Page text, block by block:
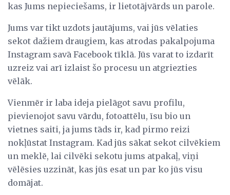
kas Jums nepieciešams, ir lietotājvārds un parole.
Jums var tikt uzdots jautājums, vai jūs vēlaties
sekot dažiem draugiem, kas atrodas pakalpojuma
Instagram savā Facebook tīklā. Jūs varat to izdarīt
uzreiz vai arī izlaist šo procesu un atgriezties
vēlāk.
Vienmēr ir laba ideja pielāgot savu profilu,
pievienojot savu vārdu, fotoattēlu, īsu bio un
vietnes saiti, ja jums tāds ir, kad pirmo reizi
nokļūstat Instagram. Kad jūs sākat sekot cilvēkiem
un meklē, lai cilvēki sekotu jums atpakaļ, viņi
vēlēsies uzzināt, kas jūs esat un par ko jūs visu
domājat.